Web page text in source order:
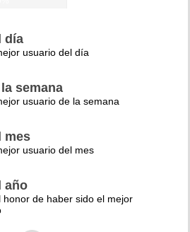
día
usuario del día
semana
usuario de la semana
mes
usuario del mes
año
honor de haber sido el mejor